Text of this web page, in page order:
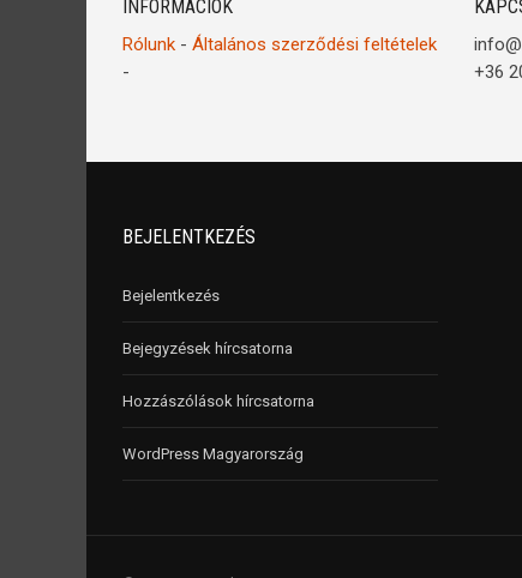
INFORMÁCIÓK
Rólunk - Általános szerződési feltételek
-
+36
BEJELENTKEZÉS
Bejelentkezés
Bejegyzések hírcsatorna
Hozzászólások hírcsatorna
WordPress Magyarország